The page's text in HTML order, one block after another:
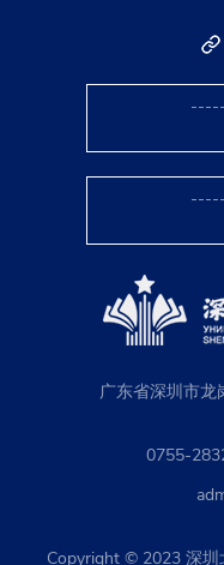
学、上海外国语大
香港大学、香港中
华为技术有限公司
司、平安银行股份
税务局、亚马逊公
单位。
士17名，中国籍两
2名，广东省“珠江
队1个，深圳市高
广东省深圳市龙
0755-
Copyright © 2023 深圳